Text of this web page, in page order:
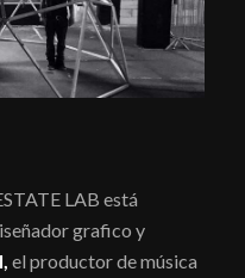
LAB está
grafico y
el productor de música